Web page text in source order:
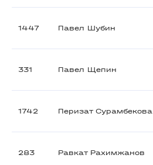
1447 Павел Шубин
331 Павел Щепин
1742 Перизат Сурамбекова
283 Равкат Рахимжанов